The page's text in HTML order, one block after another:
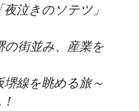
泣きのソテツ」
街並み、産業を
線を眺める旅～